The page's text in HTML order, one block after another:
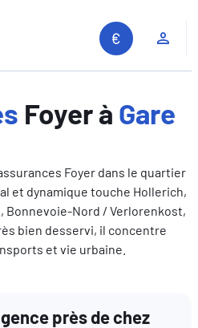
Foyer à Gare
Foyer dans le quartier
et dynamique touche Hollerich,
Bonnevoie-Nord / Verlorenkost,
bien desservi, il concentre
et vie urbaine.
près de chez